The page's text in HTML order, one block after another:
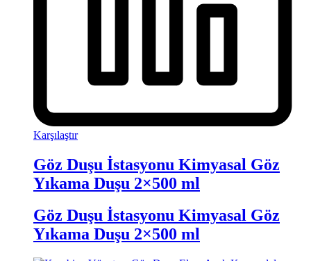
Karşılaştır
Göz Duşu İstasyonu Kimyasal Göz
Yıkama Duşu 2×500 ml
Göz Duşu İstasyonu Kimyasal Göz
Yıkama Duşu 2×500 ml